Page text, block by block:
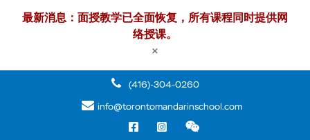
最新消息：面授教学已全面恢复，所有课程同时提供网
络授课。
×
(416)-304-0260
info@torontomandarinschool.com